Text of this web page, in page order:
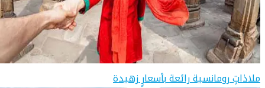
ملاذاتٍ رومانسية رائعة بأسعارٍ زهيدة